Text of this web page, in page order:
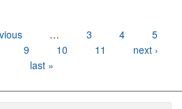
… 3 4
5
9 10 11
next ›
last »